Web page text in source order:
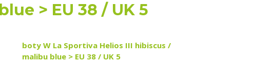
> EU 38 / UK 5
boty W La Sportiva Helios III hibiscus /
malibu blue > EU 38 / UK 5